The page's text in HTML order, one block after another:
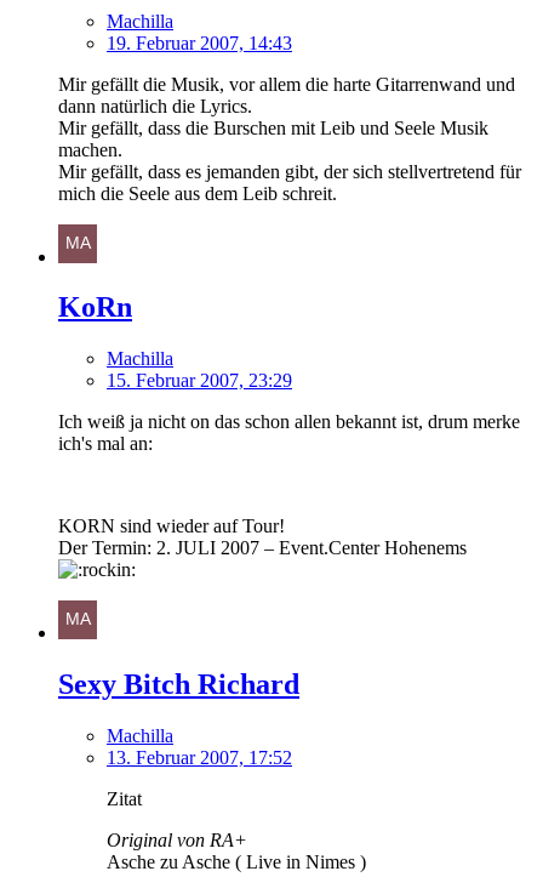
Machilla
19. Februar 2007, 14:43
Mir gefällt die Musik, vor allem die harte Gitarrenwand und
dann natürlich die Lyrics.
Mir gefällt, dass die Burschen mit Leib und Seele Musik
machen.
Mir gefällt, dass es jemanden gibt, der sich stellvertretend für
mich die Seele aus dem Leib schreit.
KoRn
Machilla
15. Februar 2007, 23:29
Ich weiß ja nicht on das schon allen bekannt ist, drum merke
ich's mal an:
KORN sind wieder auf Tour!
Der Termin: 2. JULI 2007 – Event.Center Hohenems
Sexy Bitch Richard
Machilla
13. Februar 2007, 17:52
Zitat
Original von RA+
Asche zu Asche ( Live in Nimes )